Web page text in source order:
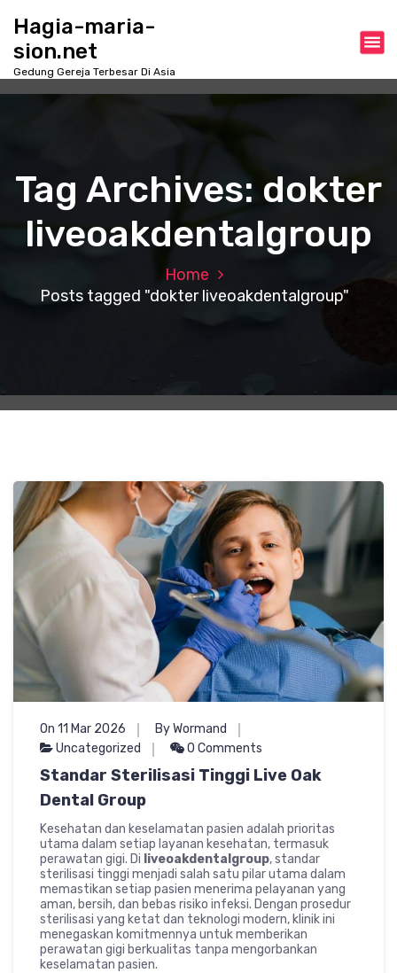
Hagia-maria-
sion.net
Gedung Gereja Terbesar Di Asia
Tag Archives: dokter
liveoakdentalgroup
Home
Posts tagged "dokter liveoakdentalgroup"
On 11 Mar 2026
By Wormand
Uncategorized
0 Comments
Standar Sterilisasi Tinggi Live Oak
Dental Group
Kesehatan dan keselamatan pasien adalah prioritas
utama dalam setiap layanan kesehatan, termasuk
perawatan gigi. Di liveoakdentalgroup, standar
sterilisasi tinggi menjadi salah satu pilar utama dalam
memastikan setiap pasien menerima pelayanan yang
aman, bersih, dan bebas risiko infeksi. Dengan prosedur
sterilisasi yang ketat dan teknologi modern, klinik ini
menegaskan komitmennya untuk memberikan
perawatan gigi berkualitas tanpa mengorbankan
keselamatan pasien.